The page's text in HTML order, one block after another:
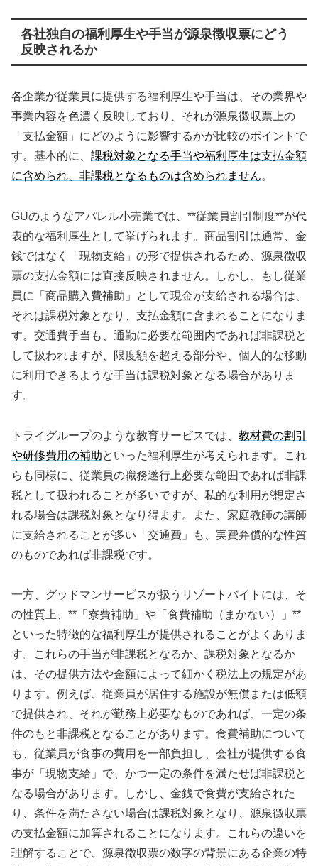
各社独自の福利厚生や手当が源泉徴収票にどう
反映されるか
各企業が従業員に提供する福利厚生や手当は、その業界や
事業内容を色濃く反映しており、それが源泉徴収票上の
「支払金額」にどのように影響するかが比較のポイントで
す。基本的に、 課税対象となる手当や福利厚生は支払金額
に含められ、非課税となるものは含められません。
GUのようなアパレル小売業では、**従業員割引制度**が代
表的な福利厚生として挙げられます。商品割引は通常、金
銭ではなく「現物支給」の形で提供されるため、源泉徴収
票の支払金額には直接反映されません。しかし、もし従業
員に「商品購入費補助」として現金が支給される場合は、
それは課税対象となり、支払金額に含まれることになりま
す。交通費手当も、通勤に必要な範囲内であれば非課税と
して扱われますが、限度額を超える部分や、個人的な移動
に利用できるような手当は課税対象となる場合がありま
す。
トライグループのような教育サービスでは、 教材費の割引
や研修費用の補助といった福利厚生が考えられます。これ
らも同様に、従業員の職務遂行上必要な範囲であれば非課
税として扱われることが多いですが、私的な利用が想定さ
れる場合は課税対象となり得ます。また、家庭教師の講師
に支給されることが多い「交通費」も、実費弁償的な性質
のものであれば非課税です。
一方、グッドマンサービスが扱うリゾートバイトには、そ
の性質上、**「寮費補助」や「食費補助（まかない）」**
といった特徴的な福利厚生が提供されることがよくありま
す。これらの手当が非課税となるか、課税対象となるか
は、その提供方法や金額によって細かく税法上の規定があ
ります。例えば、従業員が居住する施設が無償または低額
で提供され、それが勤務上必要なものであれば、一定の条
件のもと非課税となることがあります。食費補助について
も、従業員が食事の費用を一部負担し、会社が提供する食
事が「現物支給」で、かつ一定の条件を満たせば非課税と
なる場合があります。しかし、金銭で食費が支給された
り、条件を満たさない場合は課税対象となり、源泉徴収票
の支払金額に加算されることになります。これらの違いを
理解することで、源泉徴収票の数字の背景にある企業の特